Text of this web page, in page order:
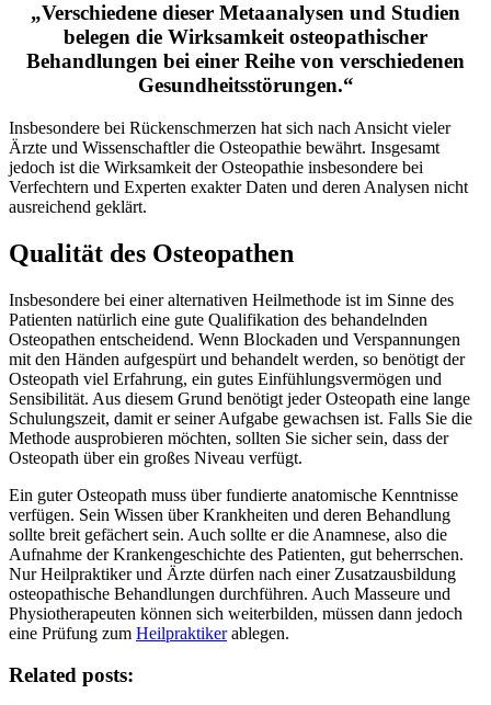
„Verschiedene dieser Metaanalysen und Studien
belegen die Wirksamkeit osteopathischer
Behandlungen bei einer Reihe von verschiedenen
Gesundheitsstörungen.“
Insbesondere bei Rückenschmerzen hat sich nach Ansicht vieler
Ärzte und Wissenschaftler die Osteopathie bewährt. Insgesamt
jedoch ist die Wirksamkeit der Osteopathie insbesondere bei
Verfechtern und Experten exakter Daten und deren Analysen nicht
ausreichend geklärt.
Qualität des Osteopathen
Insbesondere bei einer alternativen Heilmethode ist im Sinne des
Patienten natürlich eine gute Qualifikation des behandelnden
Osteopathen entscheidend. Wenn Blockaden und Verspannungen
mit den Händen aufgespürt und behandelt werden, so benötigt der
Osteopath viel Erfahrung, ein gutes Einfühlungsvermögen und
Sensibilität. Aus diesem Grund benötigt jeder Osteopath eine lange
Schulungszeit, damit er seiner Aufgabe gewachsen ist. Falls Sie die
Methode ausprobieren möchten, sollten Sie sicher sein, dass der
Osteopath über ein großes Niveau verfügt.
Ein guter Osteopath muss über fundierte anatomische Kenntnisse
verfügen. Sein Wissen über Krankheiten und deren Behandlung
sollte breit gefächert sein. Auch sollte er die Anamnese, also die
Aufnahme der Krankengeschichte des Patienten, gut beherrschen.
Nur Heilpraktiker und Ärzte dürfen nach einer Zusatzausbildung
osteopathische Behandlungen durchführen. Auch Masseure und
Physiotherapeuten können sich weiterbilden, müssen dann jedoch
eine Prüfung zum Heilpraktikerablegen.
Related posts: